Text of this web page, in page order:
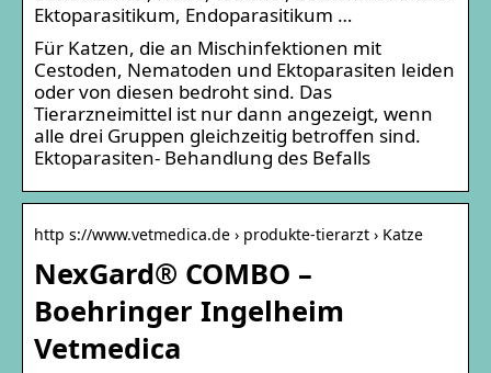
Ektoparasitikum, Endoparasitikum …
Für Katzen, die an Mischinfektionen mit
Cestoden, Nematoden und Ektoparasiten leiden
oder von diesen bedroht sind. Das
Tierarzneimittel ist nur dann angezeigt, wenn
alle drei Gruppen gleichzeitig betroffen sind.
Ektoparasiten- Behandlung des Befalls
http s://www.vetmedica.de › produkte-tierarzt › Katze
NexGard® COMBO –
Boehringer Ingelheim
Vetmedica